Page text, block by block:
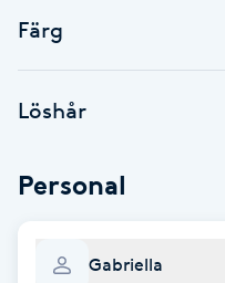
Extensions
F
Färg
Löshår
Personal
Gabriella